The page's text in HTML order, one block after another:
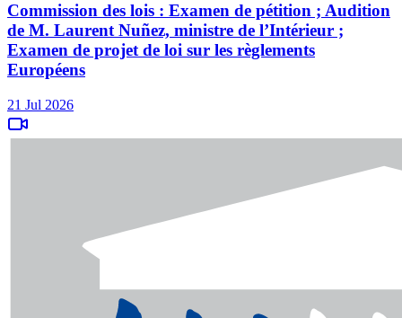
Commission des lois : Examen de pétition ; Audition
de M. Laurent Nuñez, ministre de l’Intérieur ;
Examen de projet de loi sur les règlements
Européens
21 Jul 2026